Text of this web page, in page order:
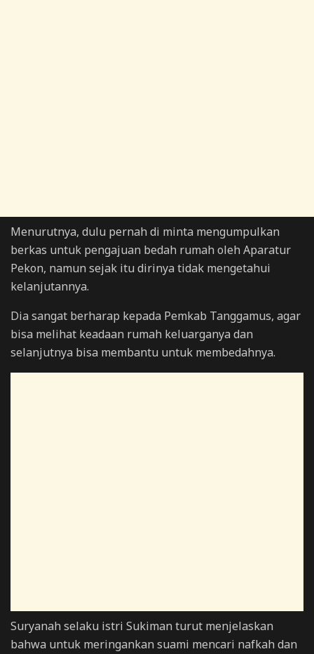
Menurutnya, dulu pernah di minta mengumpulkan
berkas untuk pengajuan bedah rumah oleh Aparatur
Pekon, namun sejak itu dirinya tidak mengetahui
kelanjutannya.
Dia sangat berharap kepada Pemkab Tanggamus, agar
bisa melihat keadaan rumah keluarganya dan
selanjutnya bisa membantu untuk membedahnya.
Suryanah selaku istri Sukiman turut menjelaskan
bahwa untuk meringankan suami mencari nafkah dan